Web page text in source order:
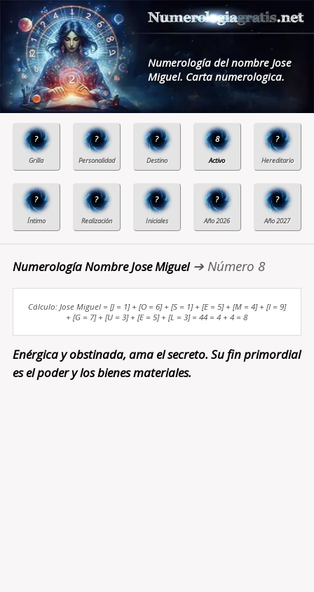
Numerología del nombre Jose
Miguel. Carta numerologica.
? ? ? 8 ?
? ? ? ? ?
Numerología Nombre Jose Miguel➔ Número 8
Cálculo: Jose Miguel = [J = 1] + [O = 6] + [S = 1] + [E = 5] + [M = 4] + [I = 9]
+ [G = 7] + [U = 3] + [E = 5] + [L = 3] = 44 = 4 + 4 = 8
Enérgica y obstinada, ama el secreto. Su fin primordial
es el poder y los bienes materiales.